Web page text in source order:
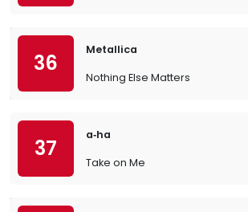
36
Metallica
Nothing Else Matters
37
a‐ha
Take on Me